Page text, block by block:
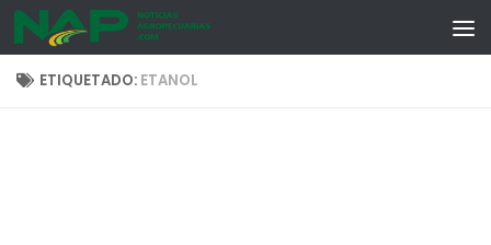
Skip to content
ETIQUETADO: ETANOL